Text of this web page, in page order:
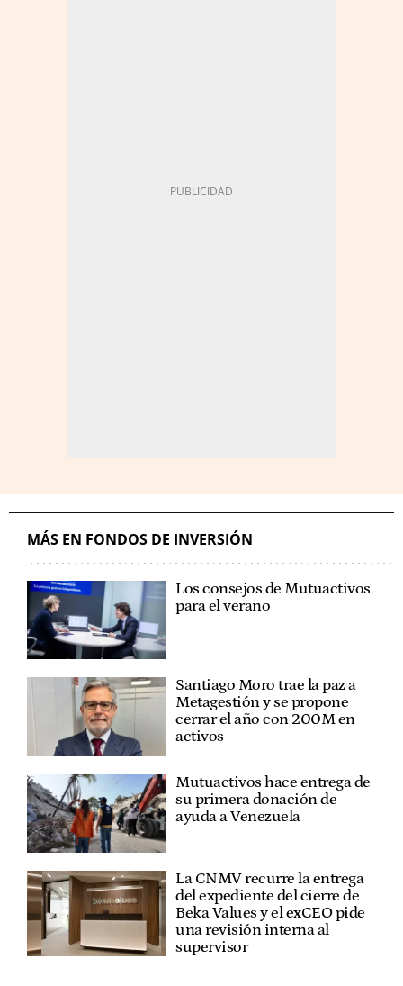
MÁS EN FONDOS DE INVERSIÓN
Los consejos de Mutuactivos
para el verano
Santiago Moro trae la paz a
Metagestión y se propone
cerrar el año con 200M en
activos
Mutuactivos hace entrega de
su primera donación de
ayuda a Venezuela
La CNMV recurre la entrega
del expediente del cierre de
Beka Values y el exCEO pide
una revisión interna al
supervisor